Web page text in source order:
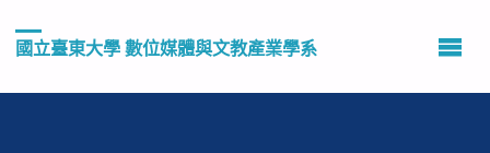
國立臺東大學 數位媒體與文教產業學系